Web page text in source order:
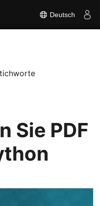
Deutsch
Sie PDF